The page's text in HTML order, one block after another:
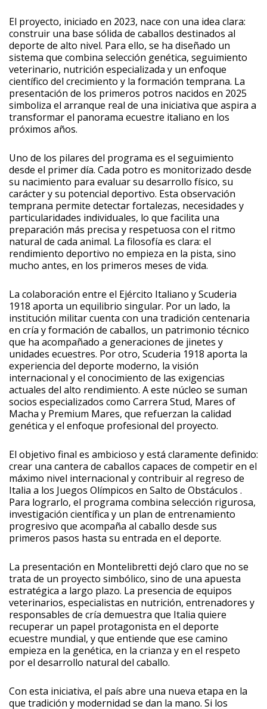
El proyecto, iniciado en 2023, nace con una idea clara:
construir una base sólida de caballos destinados al
deporte de alto nivel. Para ello, se ha diseñado un
sistema que combina selección genética, seguimiento
veterinario, nutrición especializada y un enfoque
científico del crecimiento y la formación temprana. La
presentación de los primeros potros nacidos en 2025
simboliza el arranque real de una iniciativa que aspira a
transformar el panorama ecuestre italiano en los
próximos años.
Uno de los pilares del programa es el seguimiento
desde el primer día. Cada potro es monitorizado desde
su nacimiento para evaluar su desarrollo físico, su
carácter y su potencial deportivo. Esta observación
temprana permite detectar fortalezas, necesidades y
particularidades individuales, lo que facilita una
preparación más precisa y respetuosa con el ritmo
natural de cada animal. La filosofía es clara: el
rendimiento deportivo no empieza en la pista, sino
mucho antes, en los primeros meses de vida.
La colaboración entre el Ejército Italiano y Scuderia
1918 aporta un equilibrio singular. Por un lado, la
institución militar cuenta con una tradición centenaria
en cría y formación de caballos, un patrimonio técnico
que ha acompañado a generaciones de jinetes y
unidades ecuestres. Por otro, Scuderia 1918 aporta la
experiencia del deporte moderno, la visión
internacional y el conocimiento de las exigencias
actuales del alto rendimiento. A este núcleo se suman
socios especializados como Carrera Stud, Mares of
Macha y Premium Mares, que refuerzan la calidad
genética y el enfoque profesional del proyecto.
El objetivo final es ambicioso y está claramente definido:
crear una cantera de caballos capaces de competir en el
máximo nivel internacional y contribuir al regreso de
Italia a los Juegos Olímpicos en Salto de Obstáculos .
Para lograrlo, el programa combina selección rigurosa,
investigación científica y un plan de entrenamiento
progresivo que acompaña al caballo desde sus
primeros pasos hasta su entrada en el deporte.
La presentación en Montelibretti dejó claro que no se
trata de un proyecto simbólico, sino de una apuesta
estratégica a largo plazo. La presencia de equipos
veterinarios, especialistas en nutrición, entrenadores y
responsables de cría demuestra que Italia quiere
recuperar un papel protagonista en el deporte
ecuestre mundial, y que entiende que ese camino
empieza en la genética, en la crianza y en el respeto
por el desarrollo natural del caballo.
Con esta iniciativa, el país abre una nueva etapa en la
que tradición y modernidad se dan la mano. Si los